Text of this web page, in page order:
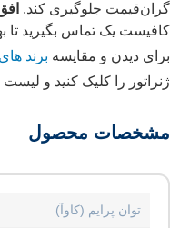
گران‌قیمت جلوگیری کند.
کافیست یک تماس بگیرید تا
برای دیدن و مقایسه برند
ژنراتور را کلیک کنید و لیست
مشخصات محصول
توان پرایم (کاوآ)